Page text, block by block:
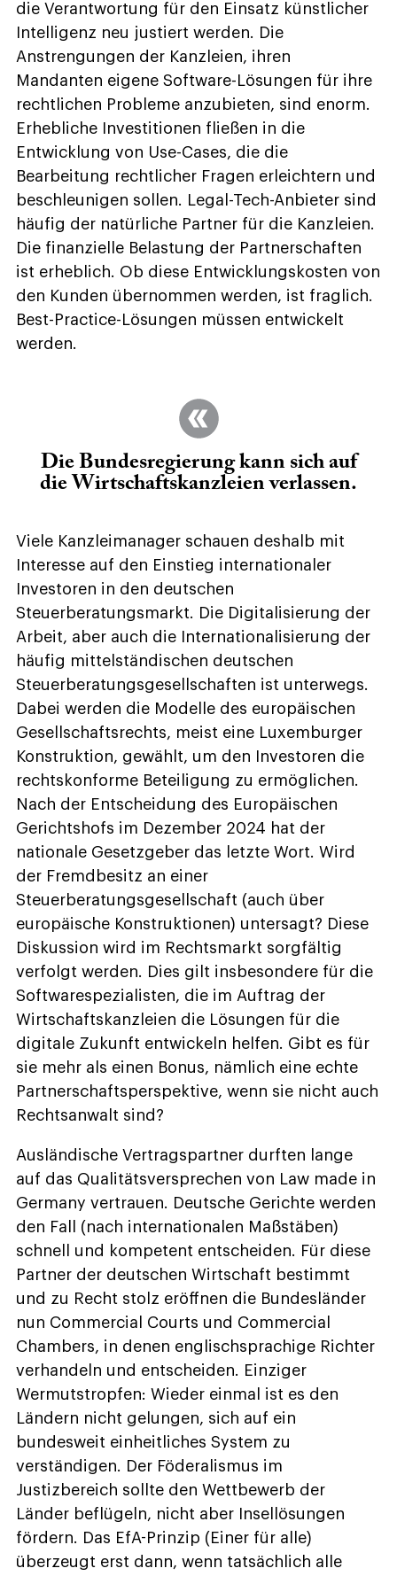
die Verantwortung für den Einsatz künstlicher
Intelligenz neu justiert werden. Die
Anstrengungen der Kanzleien, ihren
Mandanten eigene Software-Lösungen für ihre
rechtlichen Probleme anzubieten, sind enorm.
Erhebliche Investitionen fließen in die
Entwicklung von Use-Cases, die die
Bearbeitung rechtlicher Fragen erleichtern und
beschleunigen sollen. Legal-Tech-Anbieter sind
häufig der natürliche Partner für die Kanzleien.
Die finanzielle Belastung der Partnerschaften
ist erheblich. Ob diese Entwicklungskosten von
den Kunden übernommen werden, ist fraglich.
Best-Practice-Lösungen müssen entwickelt
werden.
Die Bundesregierung kann sich auf
die Wirtschafts­kanzleien verlassen.
Viele Kanzleimanager schauen deshalb mit
Interesse auf den Einstieg internationaler
Investoren in den deutschen
Steuerberatungsmarkt. Die Digitalisierung der
Arbeit, aber auch die Internationalisierung der
häufig mittelständischen deutschen
Steuerberatungsgesellschaften ist unterwegs.
Dabei werden die Modelle des europäischen
Gesellschaftsrechts, meist eine Luxemburger
Konstruktion, gewählt, um den Investoren die
rechtskonforme Beteiligung zu ermöglichen.
Nach der Entscheidung des Europäischen
Gerichtshofs im Dezember 2024 hat der
nationale Gesetzgeber das letzte Wort. Wird
der Fremdbesitz an einer
Steuerberatungsgesellschaft (auch über
europäische Konstruktionen) untersagt? Diese
Diskussion wird im Rechtsmarkt sorgfältig
verfolgt werden. Dies gilt insbesondere für die
Softwarespezialisten, die im Auftrag der
Wirtschaftskanzleien die Lösungen für die
digitale Zukunft entwickeln helfen. Gibt es für
sie mehr als einen Bonus, nämlich eine echte
Partnerschaftsperspektive, wenn sie nicht auch
Rechtsanwalt sind?
Ausländische Vertragspartner durften lange
auf das Qualitätsversprechen von Law made in
Germany vertrauen. Deutsche Gerichte werden
den Fall (nach internationalen Maßstäben)
schnell und kompetent entscheiden. Für diese
Partner der deutschen Wirtschaft bestimmt
und zu Recht stolz eröffnen die Bundesländer
nun Commercial Courts und Commercial
Chambers, in denen englischsprachige Richter
verhandeln und entscheiden. Einziger
Wermutstropfen: Wieder einmal ist es den
Ländern nicht gelungen, sich auf ein
bundesweit einheitliches System zu
verständigen. Der Föderalismus im
Justizbereich sollte den Wettbewerb der
Länder beflügeln, nicht aber Insellösungen
fördern. Das EfA-Prinzip (Einer für alle)
überzeugt erst dann, wenn tatsächlich alle